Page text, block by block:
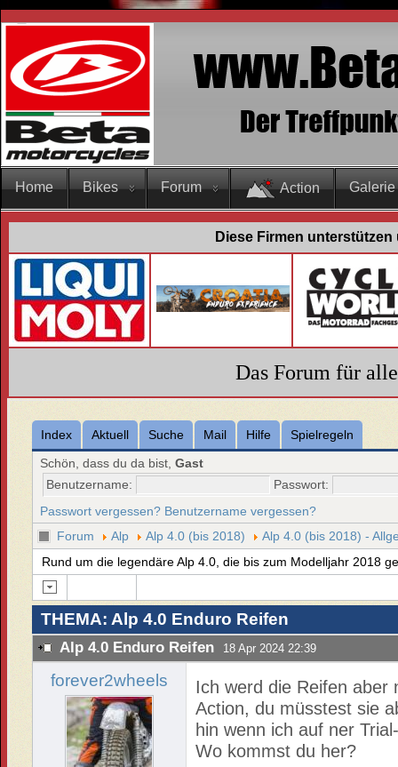
Home Bikes Forum Action Galerie
Diese Firmen
Das Forum für
Index Aktuell Suche Mail Hilfe
Spielregeln
Schön, dass du da bist,Gast
Benutzername:
Passwort:
Passwort vergessen? Benutzername vergessen?
Forum
Alp Alp 4.0 (bis 2018)
Alp 4.0 (bis 2018) -
Rund um die legendäre Alp 4.0, die bis zum Modelljahr 2018
THEMA: Alp 4.0 Enduro Reifen
Alp 4.0 Enduro Reifen 18 Apr 2024 22:39
forever2wheels
Ich werd die Reifen aber
Action, du müsstest sie
hin wenn ich auf ner
Wo kommst du her?